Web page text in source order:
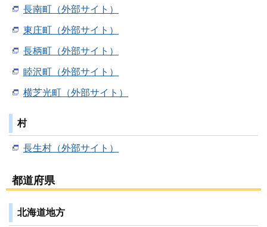
長南町（外部サイト）
東庄町（外部サイト）
長柄町（外部サイト）
睦沢町（外部サイト）
横芝光町（外部サイト）
村
長生村（外部サイト）
都道府県
北海道地方